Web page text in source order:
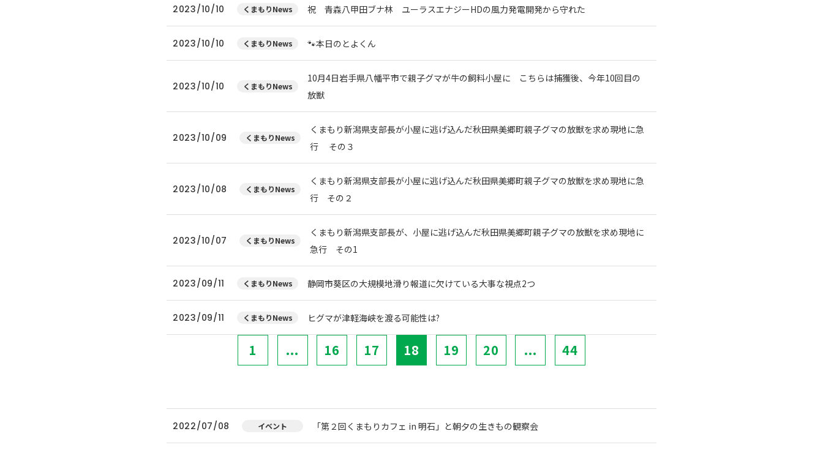
2023/10/10 くまもりNews 祝 青森八甲田ブナ林 ユーラスエナジーHDの風力発電開発から守れた
2023/10/10 くまもりNews 🐾本日のとよくん
2023/10/10 くまもりNews
10月4日岩手県八幡平市で親子グマが牛の飼料小屋に こちらは捕獲後、今年10回目の
放獣
2023/10/09 くまもりNews
くまもり新潟県支部長が小屋に逃げ込んだ秋田県美郷町親子グマの放獣を求め現地に急
行 その３
2023/10/08 くまもりNews
くまもり新潟県支部長が小屋に逃げ込んだ秋田県美郷町親子グマの放獣を求め現地に急
行 その２
2023/10/07 くまもりNews
くまもり新潟県支部長が、小屋に逃げ込んだ秋田県美郷町親子グマの放獣を求め現地に
急行 その1
2023/09/11 くまもりNews 静岡市葵区の大規模地滑り報道に欠けている大事な視点2つ
2023/09/11 くまもりNews ヒグマが津軽海峡を渡る可能性は?
1 ... 16 17 18 19 20 ... 44
2022/07/08 イベント 「第２回くまもりカフェ in 明石」と朝夕の生きもの観察会